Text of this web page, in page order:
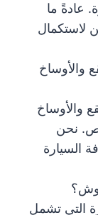
عادةً ما
لاستكمال
والأوساخ
والأوساخ
نحن
السيارة
التي تشمل